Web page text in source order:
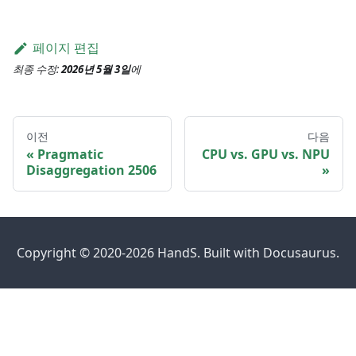
\mathbb{R}^{n
\times d}
페이지 편집
최종 수정:2026년 5월 3일에
이전
Pragmatic
Disaggregation 2506
다음
CPU vs. GPU vs. NPU
Copyright © 2020-2026 HandS. Built with Docusaurus.